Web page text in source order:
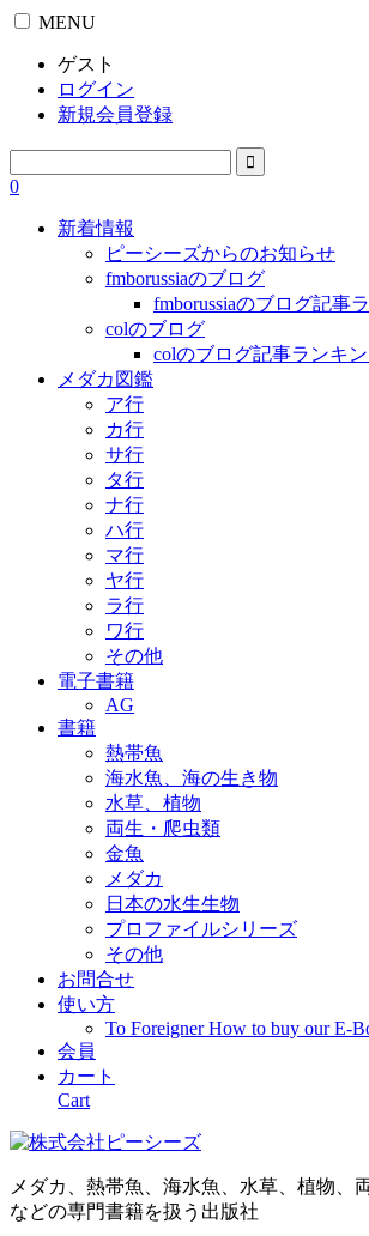
MENU
ゲスト
ログイン
新規会員登録
0
新着情報
ピーシーズからのお知らせ
fmborussiaのブログ
fmborussiaのブログ記事
colのブログ
colのブログ記事ランキ
メダカ図鑑
ア行
カ行
サ行
タ行
ナ行
ハ行
マ行
ヤ行
ラ行
ワ行
その他
電子書籍
AG
書籍
熱帯魚
海水魚、海の生き物
水草、植物
両生・爬虫類
金魚
メダカ
日本の水生生物
プロファイルシリーズ
その他
お問合せ
使い方
To Foreigner How to buy our E-
会員
カート
Cart
メダカ、熱帯魚、海水魚、水草、植物、
などの専門書籍を扱う出版社